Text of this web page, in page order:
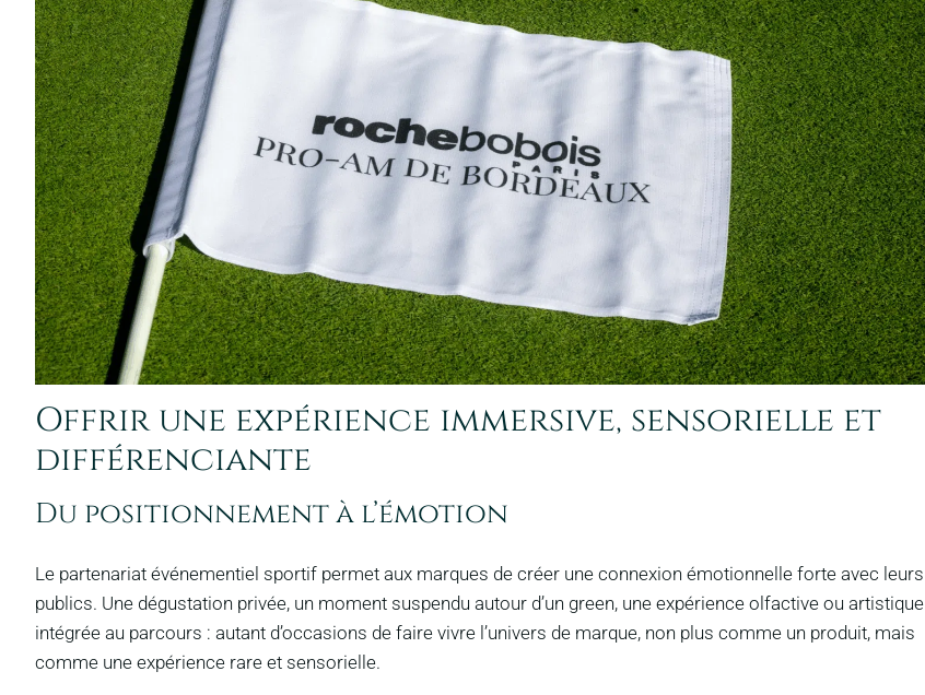
Offrir une expérience immersive, sensorielle et
différenciante
Du positionnement à l’émotion
Le partenariat événementiel sportif permet aux marques de créer une connexion émotionnelle forte avec leurs
publics. Une dégustation privée, un moment suspendu autour d’un green, une expérience olfactive ou artistique
intégrée au parcours : autant d’occasions de faire vivre l’univers de marque, non plus comme un produit, mais
comme une expérience rare et sensorielle.